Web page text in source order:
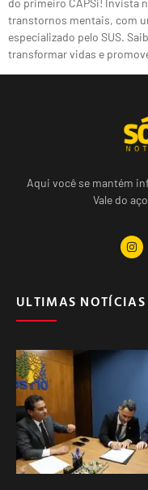
do primeiro CAPSi! Invista
transtornos mentais, com
especializado pelo SUS.
transformar vidas e
Aqui você se mantém
Vale do
ULTIMAS NOTÍCIAS